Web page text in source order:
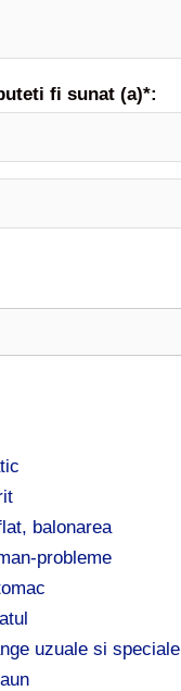
fi sunat (a)*:
balonarea
probleme
uzuale si speciale